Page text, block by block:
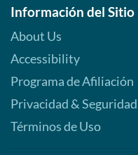
Información del Sitio
About Us
Accessibility
Programa de Afiliación
Privacidad & Seguridad
Términos de Uso